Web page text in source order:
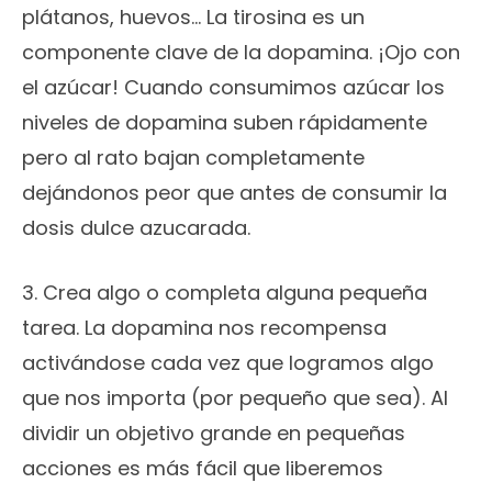
plátanos, huevos… La tirosina es un
componente clave de la dopamina. ¡Ojo con
el azúcar! Cuando consumimos azúcar los
niveles de dopamina suben rápidamente
pero al rato bajan completamente
dejándonos peor que antes de consumir la
dosis dulce azucarada.
3. Crea algo o completa alguna pequeña
tarea. La dopamina nos recompensa
activándose cada vez que logramos algo
que nos importa (por pequeño que sea). Al
dividir un objetivo grande en pequeñas
acciones es más fácil que liberemos